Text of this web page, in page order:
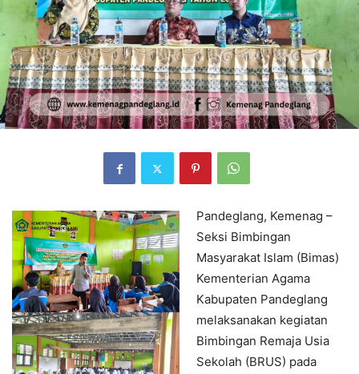
Pandeglang, Kemenag –
Seksi Bimbingan
Masyarakat Islam (Bimas)
Kementerian Agama
Kabupaten Pandeglang
melaksanakan kegiatan
Bimbingan Remaja Usia
Sekolah (BRUS) pada